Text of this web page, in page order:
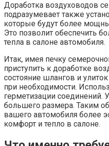
Доработка воздуховодов
подразумевает также
которые будут более
Это позволит обеспечить
тепла в салоне автомобиля.
Итак, имея печку
приступить к доработке
состояние шлангов и
при необходимости.
герметизации соединений.
большего размера. Таким
вашего автомобиля более
комфорт и тепло в салоне.